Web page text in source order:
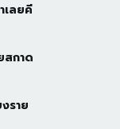
เลยคี
สกาด
ราย